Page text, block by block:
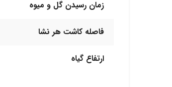
زمان رسیدن گل و میوه
فاصله کاشت هر نشا
ارتفاع گیاه